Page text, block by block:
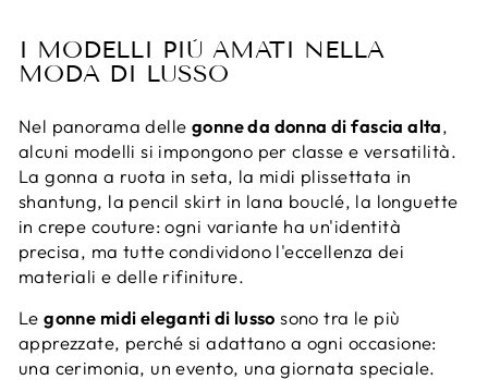
I MODELLI PIÙ AMATI NELLA
MODA DI LUSSO
Nel panorama delle gonne da donna di fascia alta,
alcuni modelli si impongono per classe e versatilità.
La gonna a ruota in seta, la midi plissettata in
shantung, la pencil skirt in lana bouclé, la longuette
in crepe couture: ogni variante ha un'identità
precisa, ma tutte condividono l'eccellenza dei
materiali e delle rifiniture.
Legonne midi eleganti di lusso sono tra le più
apprezzate, perché si adattano a ogni occasione:
una cerimonia, un evento, una giornata speciale.